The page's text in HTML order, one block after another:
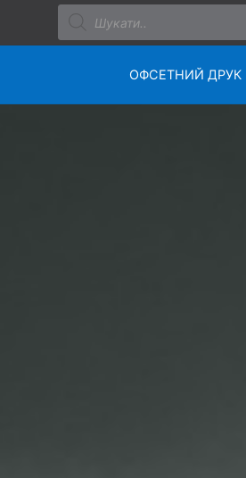
Пошук
товарів
Skip
ОФСЕТНИЙ ДРУК